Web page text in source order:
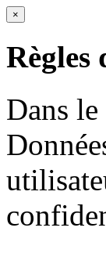
×
Règles
Dans